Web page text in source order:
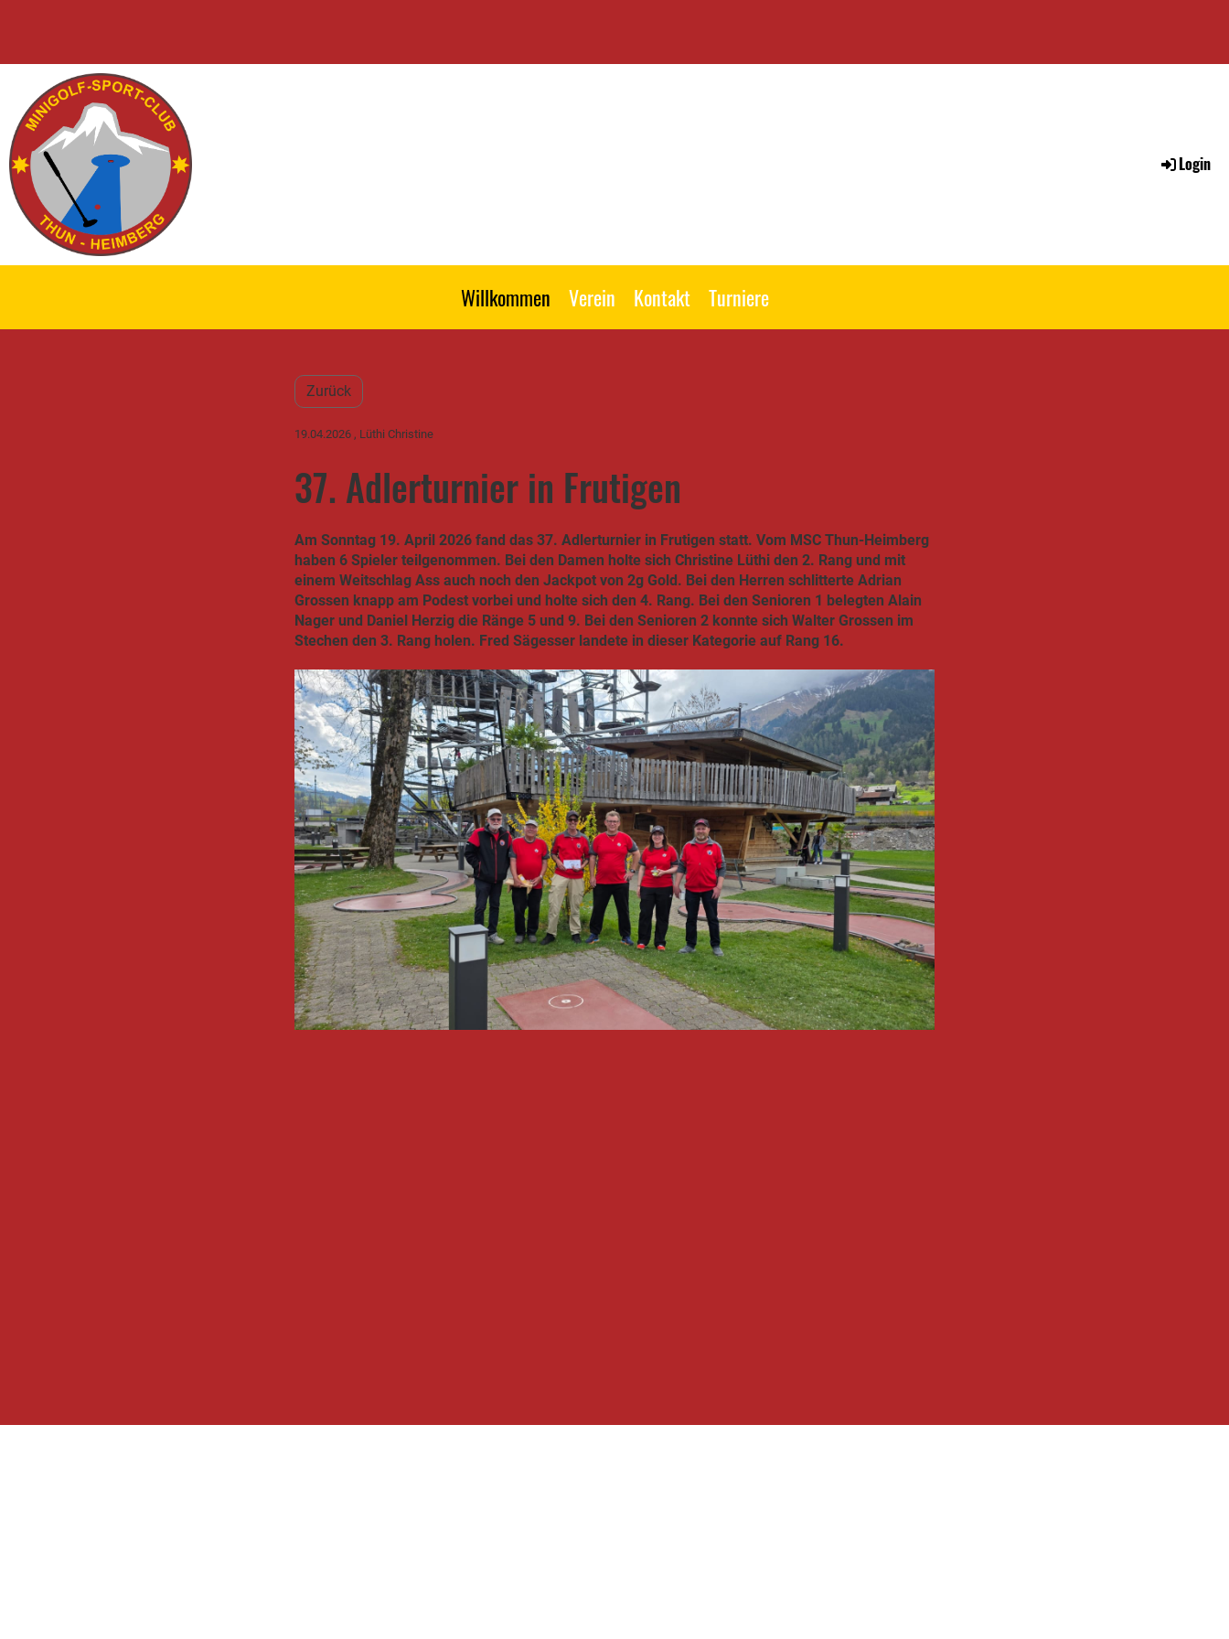
Login
Willkommen Verein Kontakt Turniere
Zurück
19.04.2026, Lüthi Christine
37. Adlerturnier in Frutigen
Am Sonntag 19. April 2026 fand das 37. Adlerturnier in Frutigen statt. Vom MSC Thun-Heimberg
haben 6 Spieler teilgenommen. Bei den Damen holte sich Christine Lüthi den 2. Rang und mit
einem Weitschlag Ass auch noch den Jackpot von 2g Gold. Bei den Herren schlitterte Adrian
Grossen knapp am Podest vorbei und holte sich den 4. Rang. Bei den Senioren 1 belegten Alain
Nager und Daniel Herzig die Ränge 5 und 9. Bei den Senioren 2 konnte sich Walter Grossen im
Stechen den 3. Rang holen. Fred Sägesser landete in dieser Kategorie auf Rang 16.